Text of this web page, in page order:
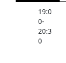
19:0
0-
20:3
0